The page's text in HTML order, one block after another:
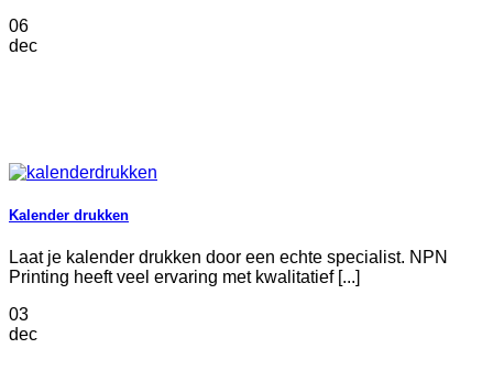
06
dec
Kalender drukken
Laat je kalender drukken door een echte specialist. NPN
Printing heeft veel ervaring met kwalitatief [...]
03
dec